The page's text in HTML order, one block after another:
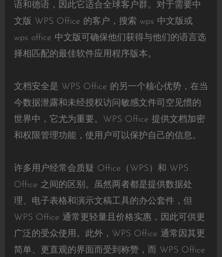
语和德语，因此它适合全球客户群。对于需要中
文版 WPS Office 的客户，搜索 wps 中文版或
wps office 中文版可确保他们获得与他们的语言选
择相匹配的最佳软件应用程序版本。
文档安全是 WPS Office 的另一个核心优势，在当
今数据泄露和未经授权访问敏感文件司空见惯的
世界中，它尤为重要。WPS Office 提供文档加密
和权限管理功能，使用户可以保护自己的信息。
许多用户经常会质疑 Office（WPS）和 WPS
Office 之间的区别。虽然两者都是提供数据处
理、电子表格和演示文稿工具的办公套件，但
WPS Office 通常更轻量且价格实惠，因此可供更
广泛的受众使用。此外，WPS Office 通常因其更
简单、更直观的界面而受到称赞，而 WPS Office